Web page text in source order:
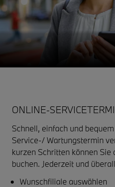
ONLINE-
Schnell, einfach und
Service-/ Wartungstermin
kurzen Schritten können Sie
buchen. Jederzeit und
Wunschfiliale auswählen